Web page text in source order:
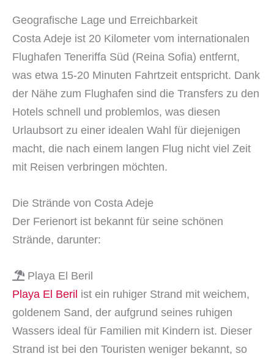
Geografische Lage und Erreichbarkeit
Costa Adeje ist 20 Kilometer vom internationalen
Flughafen Teneriffa Süd (Reina Sofia) entfernt,
was etwa 15-20 Minuten Fahrtzeit entspricht. Dank
der Nähe zum Flughafen sind die Transfers zu den
Hotels schnell und problemlos, was diesen
Urlaubsort zu einer idealen Wahl für diejenigen
macht, die nach einem langen Flug nicht viel Zeit
mit Reisen verbringen möchten.
Die Strände von Costa Adeje
Der Ferienort ist bekannt für seine schönen
Strände, darunter:
Playa El Beril
Playa El Beril ist ein ruhiger Strand mit weichem,
goldenem Sand, der aufgrund seines ruhigen
Wassers ideal für Familien mit Kindern ist. Dieser
Strand ist bei den Touristen weniger bekannt, so